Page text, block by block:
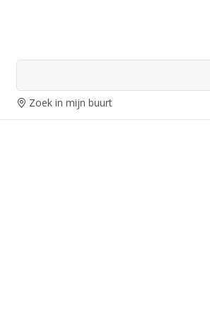
Zoek in mijn buurt